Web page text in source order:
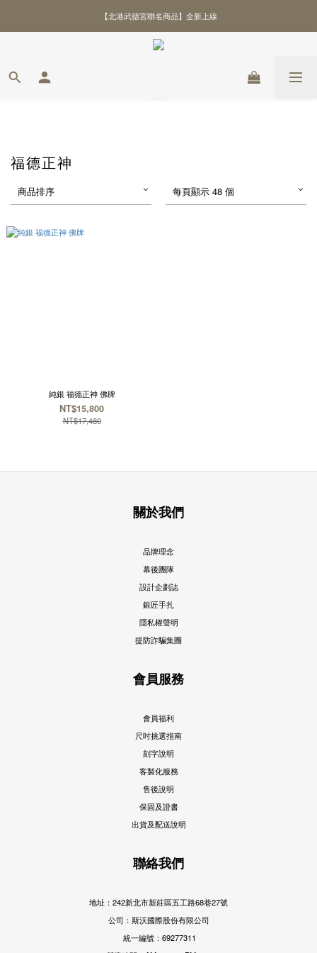
\ 全館優惠88折！滿額再贈好禮 /
【北港武德宮聯名商品】全新上線
\ 全館優惠88折！滿額再贈好禮 /
福德正神
商品排序 每頁顯示 48 個
純銀 福德正神 佛牌
NT$15,800
NT$17,480
關於我們
品牌理念
幕後團隊
設計企劃誌
銀匠手扎
隱私權聲明
提防詐騙集團
會員服務
會員福利
尺吋挑選指南
刻字說明
客製化服務
售後說明
保固及證書
出貨及配送說明
聯絡我們
地址：242新北市新莊區五工路68巷27號
公司：斯沃國際股份有限公司
統一編號：69277311